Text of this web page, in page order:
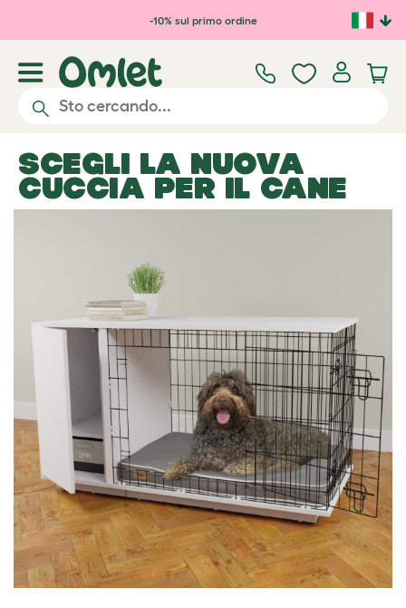
Passa al contenuto principale
-10% sul primo ordine
SCEGLI LA NUOVA
CUCCIA PER IL CANE